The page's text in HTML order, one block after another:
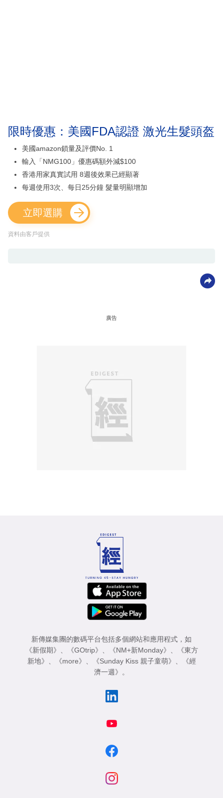
限時優惠：美國FDA認證 激光生髮頭盔
美國amazon鎖量及評價No. 1
輸入「NMG100」優惠碼額外減$100
香港用家真實試用 8週後效果已經顯著
每週使用3次、每日25分鐘 髮量明顯增加
立即選購
資料由客戶提供
廣告
新傳媒集團的數碼平台包括多個網站和應用程式，如
《新假期》
《GOtrip》 《NM+新Monday》
《東方
新地》
《more》 《Sunday Kiss 親子童萌》
《經
濟一週》
。